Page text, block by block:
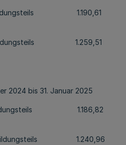
1.190,61
1.259,51
2024 bis 31. Januar 2025
1.186,82
1.240,96